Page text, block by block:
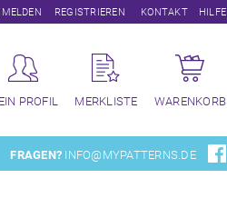
Navigation
überspringen
REGISTRIEREN KONTAKT HILFE
PROFIL MERKLISTE WARENKORB
FRAGEN? INFO@MYPATTERNS.DE